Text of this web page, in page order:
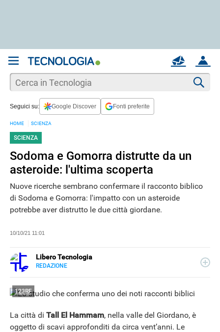
ACCOUNT
MAIL
Seguici su: Google Discover Fonti preferite
HOME SCIENZA
SCIENZA
Sodoma e Gomorra distrutte da un
asteroide: l'ultima scoperta
Nuove ricerche sembrano confermare il racconto biblico
di Sodoma e Gomorra: l'impatto con un asteroide
potrebbe aver distrutto le due città giordane.
10/10/21 11:01
Libero Tecnologia
REDAZIONE
tutorial, per un pubblico di principianti e di esperti, di
articoli sul mondo Android e Apple, app e social, audio e
video, smartphone e wearable, domotica e gadget.
123RF
La città di Tall El Hammam, nella valle del Giordano, è
oggetto di scavi approfonditi da circa vent’anni. Le